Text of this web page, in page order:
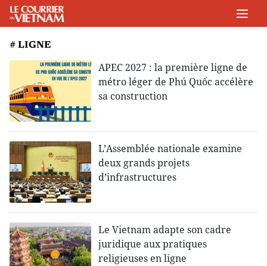
# LIGNE
APEC 2027 : la première ligne de
métro léger de Phú Quốc accélère
sa construction
L’Assemblée nationale examine
deux grands projets
d’infrastructures
Le Vietnam adapte son cadre
juridique aux pratiques
religieuses en ligne